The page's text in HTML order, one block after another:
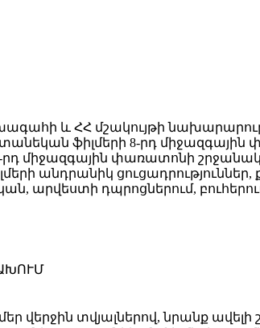
և ՀՀ մշակույթի
ֆիլմերի 8-րդ
րդ միջազգային փառատոնի
անդրանիկ
դպրոցներում,
վերջին տվյալներով, նրանք ավելի